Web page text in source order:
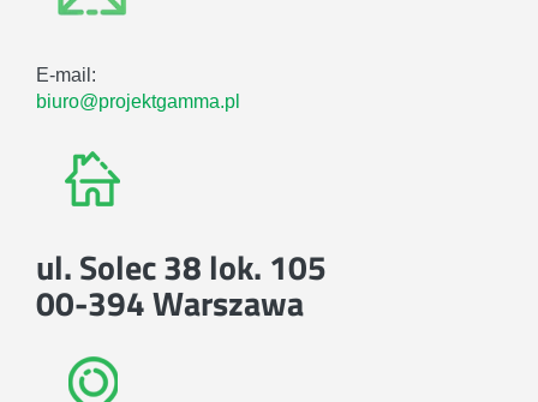
E-mail:
biuro@projektgamma.pl
ul. Solec 38 lok. 105
00-394 Warszawa